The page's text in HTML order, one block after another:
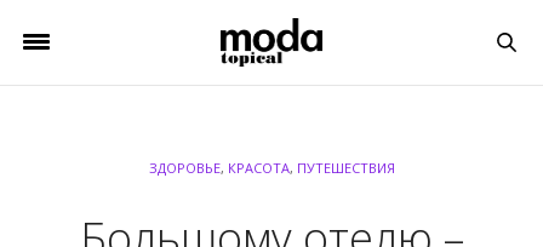
ЗДОРОВЬЕ, КРАСОТА, ПУТЕШЕСТВИЯ